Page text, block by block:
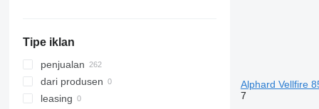
Tipe iklan
penjualan
dari produsen
leasing
Alphard Vellfire
7